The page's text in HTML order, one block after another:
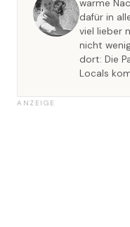
warme
dafür in
viel lieber
nicht
dort: Die
Locals
ANZEIGE